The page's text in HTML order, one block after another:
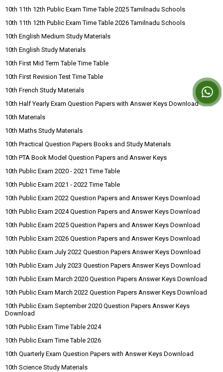
10th 11th 12th Public Exam Time Table 2025 Tamilnadu Schools
10th 11th 12th Public Exam Time Table 2026 Tamilnadu Schools
10th English Medium Study Materials
10th English Study Materials
10th First Mid Term Table Time Table
10th First Revision Test Time Table
10th French Study Materials
10th Half Yearly Exam Question Papers with Answer Keys Download
10th Materials
10th Maths Study Materials
10th Practical Question Papers Books and Study Materials
10th PTA Book Model Question Papers and Answer Keys
10th Public Exam 2020 - 2021 Time Table
10th Public Exam 2021 - 2022 Time Table
10th Public Exam 2022 Question Papers and Answer Keys Download
10th Public Exam 2024 Question Papers and Answer Keys Download
10th Public Exam 2025 Question Papers and Answer Keys Download
10th Public Exam 2026 Question Papers and Answer Keys Download
10th Public Exam July 2022 Question Papers Answer Keys Download
10th Public Exam July 2023 Question Papers Answer Keys Download
10th Public Exam March 2020 Question Papers Answer Keys Download
10th Public Exam March 2022 Question Papers Answer Keys Download
10th Public Exam September 2020 Question Papers Answer Keys
Download
10th Public Exam Time Table 2024
10th Public Exam Time Table 2026
10th Quarterly Exam Question Papers with Answer Keys Download
10th Science Study Materials